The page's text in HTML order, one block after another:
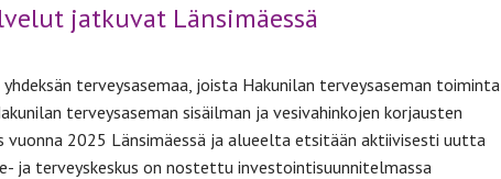
jatkuvat Länsimäessä
terveysasemaa, joista Hakunilan terveysaseman toiminta
terveysaseman sisäilman ja vesivahinkojen korjausten
vuonna 2025 Länsimäessä ja alueelta etsitään aktiivisesti uutta
ja terveyskeskus on nostettu investointisuunnitelmassa